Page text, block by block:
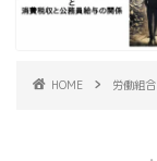
HOME 労働組合